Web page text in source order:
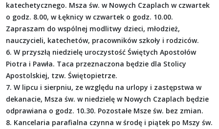
katechetycznego. Msza św. w Nowych Czaplach w czwartek
o godz. 8.00, w Łęknicy w czwartek o godz. 10.00.
Zapraszam do wspólnej modlitwy dzieci, młodzież,
nauczycieli, katechetów, pracowników szkoły i rodziców.
6. W przyszłą niedzielę uroczystość Świętych Apostołów
Piotra i Pawła. Taca przeznaczona będzie dla Stolicy
Apostolskiej, tzw. Świętopietrze.
7. W lipcu i sierpniu, ze względu na urlopy i zastępstwa w
dekanacie, Msza św. w niedzielę w Nowych Czaplach będzie
odprawiana o godz. 10.30. Pozostałe Msze św. bez zmian.
8. Kancelaria parafialna czynna w środę i piątek po Mszy św.